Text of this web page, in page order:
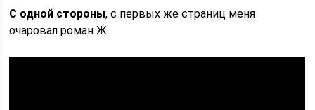
С одной стороны, с первых же страниц меня
очаровал роман Ж.